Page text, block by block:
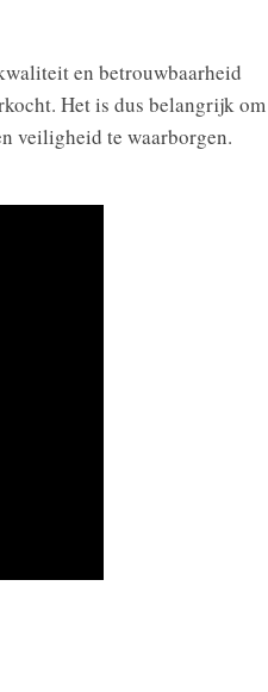
en betrouwbaarheid
Het is dus belangrijk om
veiligheid te waarborgen.